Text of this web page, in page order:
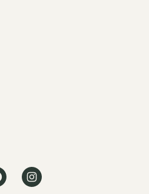
FacebookInstagram